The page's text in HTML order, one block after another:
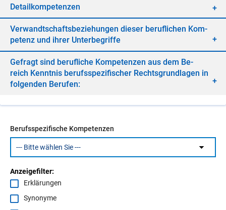
De­tail­kom­pe­ten­zen
Ver­wandt­schafts­be­zie­hun­gen die­ser be­ruf­li­chen Kom­
pe­tenz und ih­rer Un­ter­be­grif­fe
Ge­fragt sind be­ruf­li­che Kom­pe­ten­zen aus dem Be­
reich Kennt­nis be­rufs­spe­zi­fi­scher Rechts­grund­la­gen in
fol­gen­den Be­ru­fen:
Berufsspezifische Kompetenzen
Anzeigefilter:
Erklärungen
Synonyme